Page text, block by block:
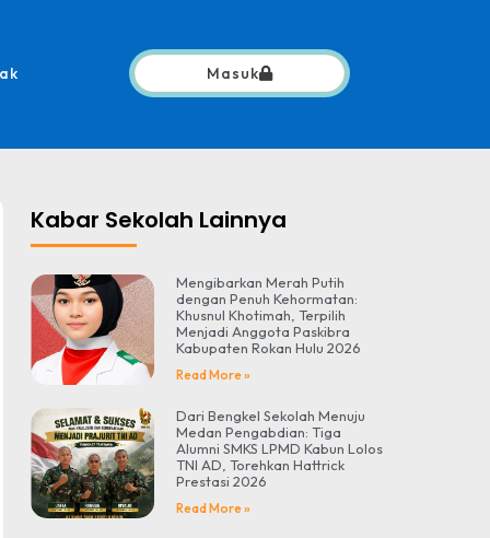
Masuk
Kabar Sekolah Lainnya
Mengibarkan Merah Putih
dengan Penuh Kehormatan:
Khusnul Khotimah, Terpilih
Menjadi Anggota Paskibra
Kabupaten Rokan Hulu 2026
Read More »
Dari Bengkel Sekolah Menuju
Medan Pengabdian: Tiga
Alumni SMKS LPMD Kabun Lolos
TNI AD, Torehkan Hattrick
Prestasi 2026
Read More »